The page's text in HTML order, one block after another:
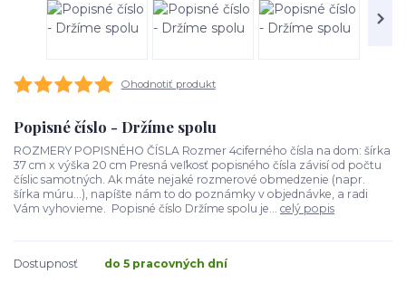
Ohodnotiť produkt
Popisné číslo - Držíme spolu
ROZMERY POPISNÉHO ČÍSLA Rozmer 4ciferného čísla na dom: šírka
37 cm x výška 20 cm Presná veľkosť popisného čísla závisí od počtu
číslic samotných. Ak máte nejaké rozmerové obmedzenie (napr.
šírka múru...), napíšte nám to do poznámky v objednávke, a radi
Vám vyhovieme. Popisné číslo Držíme spolu je... celý popis
Dostupnosť
do 5 pracovných dní